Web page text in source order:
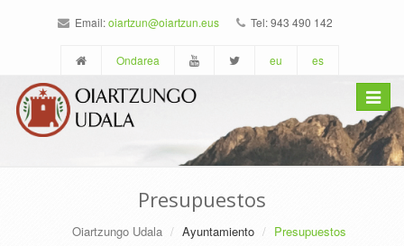
Email:oiartzun@oiartzun.eus Tel: 943 490 142
Ondarea eu es
Toggle
Presupuestos
Oiartzungo Udala Ayuntamiento Presupuestos